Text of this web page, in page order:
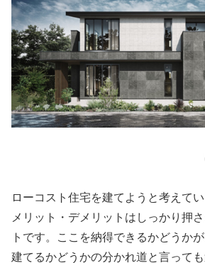
ローコスト住宅を建てようと考えて
メリット・デメリットはしっかり押
トです。ここを納得できるかどうか
建てるかどうかの分かれ道と言って